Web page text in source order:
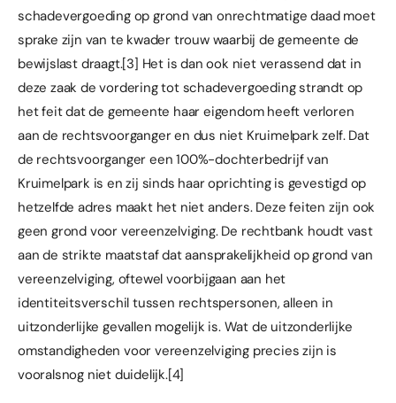
schadevergoeding op grond van onrechtmatige daad moet
sprake zijn van te kwader trouw waarbij de gemeente de
bewijslast draagt.[3] Het is dan ook niet verassend dat in
deze zaak de vordering tot schadevergoeding strandt op
het feit dat de gemeente haar eigendom heeft verloren
aan de rechtsvoorganger en dus niet Kruimelpark zelf. Dat
de rechtsvoorganger een 100%-dochterbedrijf van
Kruimelpark is en zij sinds haar oprichting is gevestigd op
hetzelfde adres maakt het niet anders. Deze feiten zijn ook
geen grond voor vereenzelviging. De rechtbank houdt vast
aan de strikte maatstaf dat aansprakelijkheid op grond van
vereenzelviging, oftewel voorbijgaan aan het
identiteitsverschil tussen rechtspersonen, alleen in
uitzonderlijke gevallen mogelijk is. Wat de uitzonderlijke
omstandigheden voor vereenzelviging precies zijn is
vooralsnog niet duidelijk.[4]